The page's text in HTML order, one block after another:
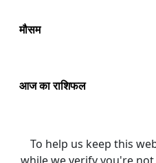
मौसम
आज का राशिफल